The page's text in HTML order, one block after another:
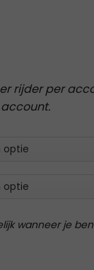
rijder per
wanneer je